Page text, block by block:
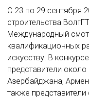
С 23 по 29 сентября
строительства
Международный
квалификационных
искусству. В
представители
Азербайджана,
также